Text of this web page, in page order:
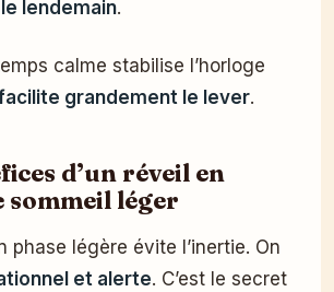
lendemain.
calme stabilise l’horloge
grandement le lever.
d’un réveil en
sommeil léger
phase légère évite l’inertie. On
et alerte. C’est le secret